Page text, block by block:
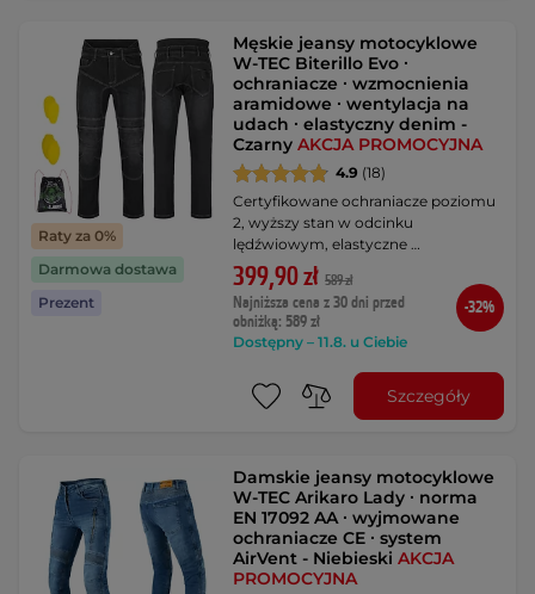
Raty za 0%
Darmowa dostawa
Prezent
Męskie jeansy motocyklowe
W-TEC Biterillo Evo ∙
ochraniacze ∙ wzmocnienia
aramidowe ∙ wentylacja na
udach ∙ elastyczny denim -
CzarnyAKCJA PROMOCYJNA
4.9 (18)
Certyfikowane ochraniacze poziomu
2, wyższy stan w odcinku
lędźwiowym, elastyczne …
399,90 zł 589 zł
Najniższa cena z 30 dni przed
obniżką: 589 zł
Dostępny – 11.8. u Ciebie
-32%
Szczegóły
Damskie jeansy motocyklowe
W-TEC Arikaro Lady ∙ norma
EN 17092 AA ∙ wyjmowane
ochraniacze CE ∙ system
AirVent - NiebieskiAKCJA
PROMOCYJNA